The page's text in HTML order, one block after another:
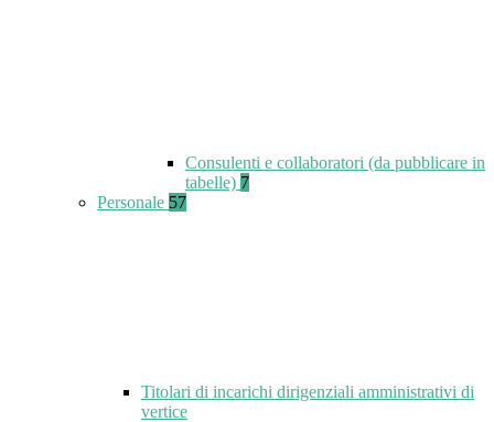
Consulenti e collaboratori (da pubblicare in
tabelle) 7
Personale 57
Titolari di incarichi dirigenziali amministrativi di
vertice